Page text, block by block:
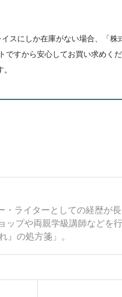
スにしか在庫がない場合、「株
ですから安心してお買い求めくだ
・ライターとしての経歴が
ップや両親学級講師などを
』の処方箋」。